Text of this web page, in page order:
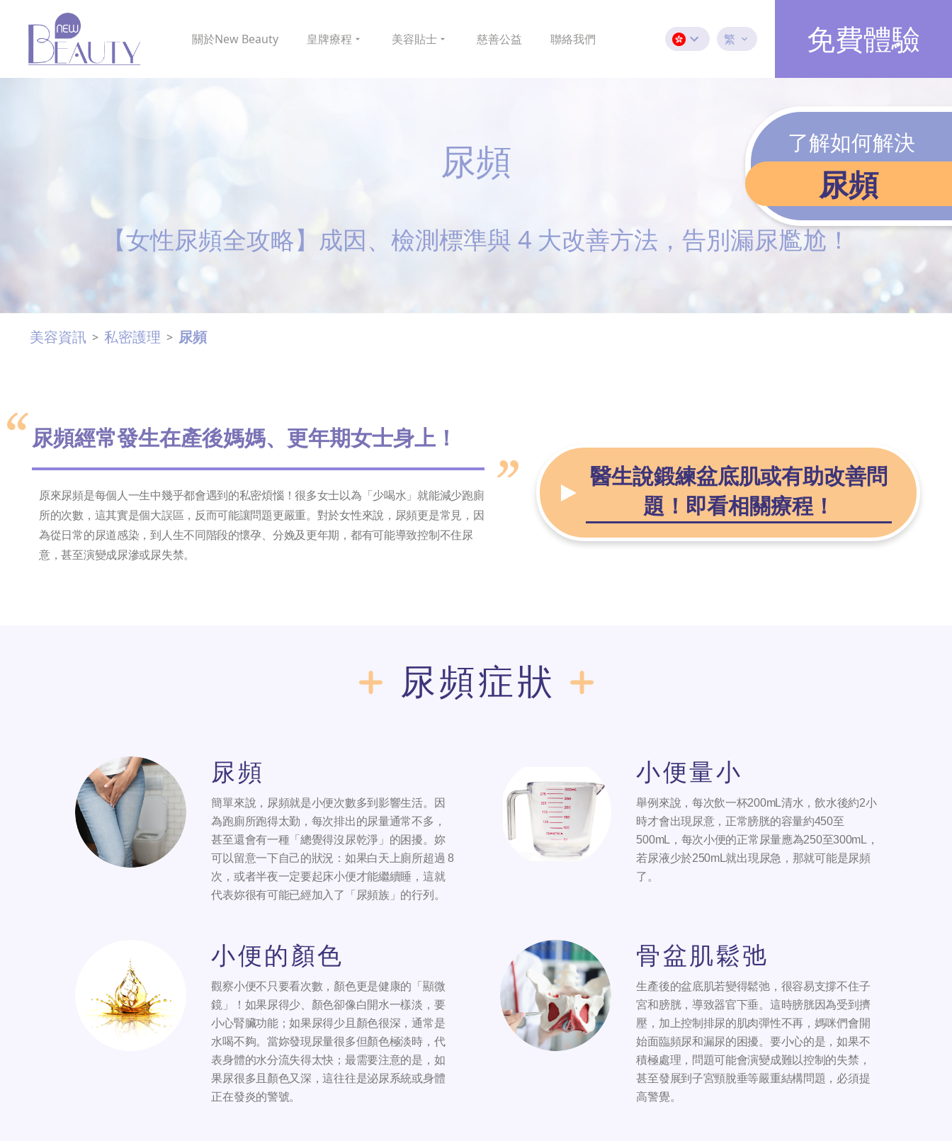
關於New Beauty 皇牌療程 美容貼士 慈善公益 聯絡我們 繁 免費體驗
了解如何解決
尿頻
尿頻
【女性尿頻全攻略】成因、檢測標準與 4 大改善方法，告別漏尿尷尬！
美容資訊 > 私密護理 > 尿頻
尿頻經常發生在產後媽媽、更年期女士身上！
原來尿頻是每個人一生中幾乎都會遇到的私密煩惱！很多女士以為「少喝水」就能減少跑廁
所的次數，這其實是個大誤區，反而可能讓問題更嚴重。對於女性來說，尿頻更是常見，因
為從日常的尿道感染，到人生不同階段的懷孕、分娩及更年期，都有可能導致控制不住尿
意，甚至演變成尿滲或尿失禁。
醫生說鍛練盆底肌或有助改善問
題！即看相關療程！
尿頻症狀
尿頻
簡單來說，尿頻就是小便次數多到影響生活。因
為跑廁所跑得太勤，每次排出的尿量通常不多，
甚至還會有一種「總覺得沒尿乾淨」的困擾。妳
可以留意一下自己的狀況：如果白天上廁所超過 8
次，或者半夜一定要起床小便才能繼續睡，這就
代表妳很有可能已經加入了「尿頻族」的行列。
小便量小
舉例來說，每次飲一杯200mL清水，飲水後約2小
時才會出現尿意，正常膀胱的容量約450至
500mL，每次小便的正常尿量應為250至300mL，
若尿液少於250mL就出現尿急，那就可能是尿頻
了。
小便的顏色
觀察小便不只要看次數，顏色更是健康的「顯微
鏡」！如果尿得少、顏色卻像白開水一樣淡，要
小心腎臟功能；如果尿得少且顏色很深，通常是
水喝不夠。當妳發現尿量很多但顏色極淡時，代
表身體的水分流失得太快；最需要注意的是，如
果尿很多且顏色又深，這往往是泌尿系統或身體
正在發炎的警號。
骨盆肌鬆弛
生產後的盆底肌若變得鬆弛，很容易支撐不住子
宮和膀胱，導致器官下垂。這時膀胱因為受到擠
壓，加上控制排尿的肌肉彈性不再，媽咪們會開
始面臨頻尿和漏尿的困擾。要小心的是，如果不
積極處理，問題可能會演變成難以控制的失禁，
甚至發展到子宮頸脫垂等嚴重結構問題，必須提
高警覺。